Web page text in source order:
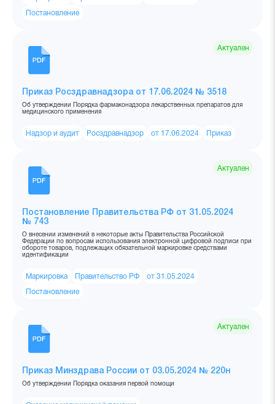
Постановление
Актуален
Приказ Росздравнадзора от 17.06.2024 № 3518
Об утверждении Порядка фармаконадзора лекарственных препаратов для
медицинского применения
Надзор и аудит Росздравнадзор от 17.06.2024 Приказ
Актуален
Постановление Правительства РФ от 31.05.2024
№ 743
О внесении изменений в некоторые акты Правительства Российской
Федерации по вопросам использования электронной цифровой подписи при
обороте товаров, подлежащих обязательной маркировке средствами
идентификации
Маркировка Правительство РФ от 31.05.2024
Постановление
Актуален
Приказ Минздрава России от 03.05.2024 № 220н
Об утверждении Порядка оказания первой помощи